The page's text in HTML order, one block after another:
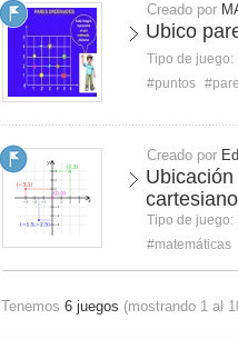
Creado por
Ubico
Tipo de juego:
#puntos
Creado por
cartesiano
Tipo de juego:
#matemáticas
Tenemos 6 juegos (mostrando 1 al